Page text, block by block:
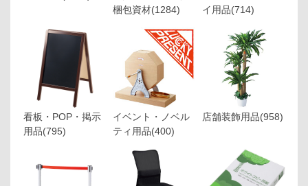
梱包資材(1284)
イ用品(714)
看板・POP・掲示
用品(795)
イベント・ノベル
ティ用品(400)
店舗装飾用品(958)